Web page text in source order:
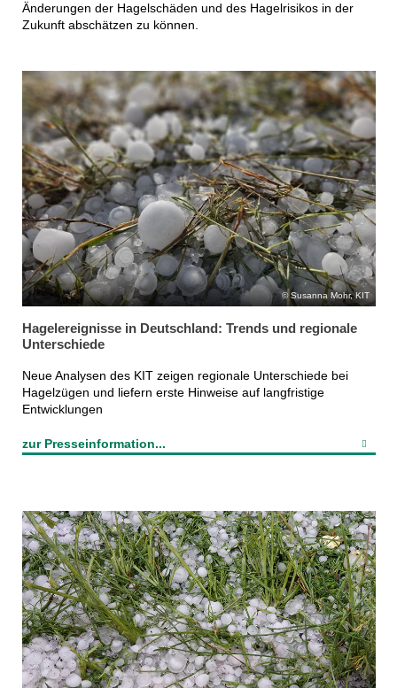
Änderungen der Hagelschäden und des Hagelrisikos in der
Zukunft abschätzen zu können.
Susanna Mohr, KIT
Hagelereignisse in Deutschland: Trends und regionale
Unterschiede
Neue Analysen des KIT zeigen regionale Unterschiede bei
Hagelzügen und liefern erste Hinweise auf langfristige
Entwicklungen
zur Presseinformation...